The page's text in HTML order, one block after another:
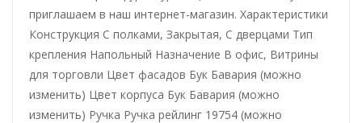
приглашаем в наш интернет-магазин. Характеристики
Конструкция С полками, Закрытая, С дверцами Тип
крепления Напольный Назначение В офис, Витрины
для торговли Цвет фасадов Бук Бавария (можно
изменить) Цвет корпуса Бук Бавария (можно
изменить) Ручка Ручка рейлинг 19754 (можно